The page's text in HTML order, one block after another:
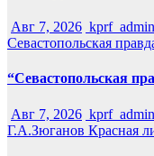
Авг 7, 2026 kprf_admin
Севастопольская
“Севастопольская
Авг 7, 2026 kprf_admin
Г.А.Зюганов Красная